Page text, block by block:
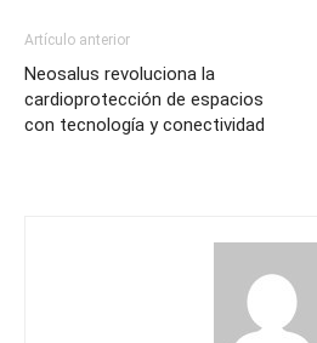
Artículo anterior
Neosalus revoluciona la
cardioprotección de espacios
con tecnología y conectividad